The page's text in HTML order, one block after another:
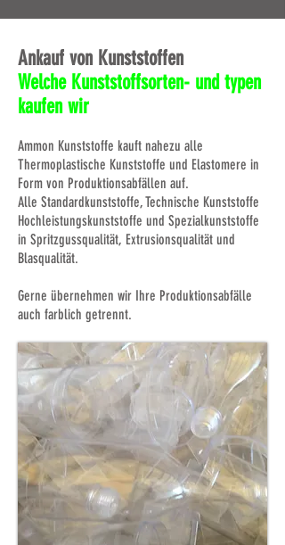
Ankauf von Kunststoffen
Welche Kunststoffsorten- und typen
kaufen wir
Ammon Kunststoffe kauft nahezu alle
Thermoplastische Kunststoffe und Elastomere in
Form von Produktionsabfällen auf.
Alle Standardkunststoffe, Technische Kunststoffe
Hochleistungskunststoffe und Spezialkunststoffe
in Spritzgussqualität, Extrusionsqualität und
Blasqualität.
Gerne übernehmen wir Ihre Produktionsabfälle
auch farblich getrennt.